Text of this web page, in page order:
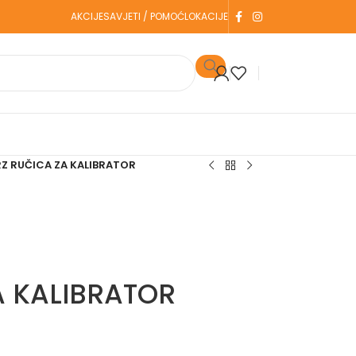
AKCIJESAVJETI / POMOĆLOKACIJE
RUČICA ZA KALIBRATOR